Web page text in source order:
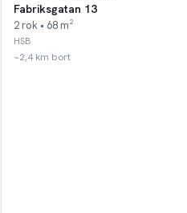
Fabriksgatan 13
2 rok • 68 m²
HSB
~2,4 km bort